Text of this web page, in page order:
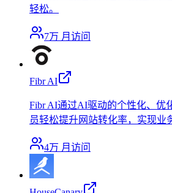
轻松。
7万 月访问
Fibr AI
Fibr AI通过AI驱动的个性化、优
员轻松提升网站转化率，实现业
4万 月访问